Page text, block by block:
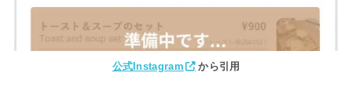
公式Instagram から引用